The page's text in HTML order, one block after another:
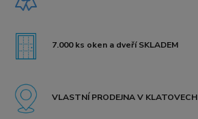
7.000 ks oken a dveří SKLADEM
VLASTNÍ PRODEJNA V KLATOVECH